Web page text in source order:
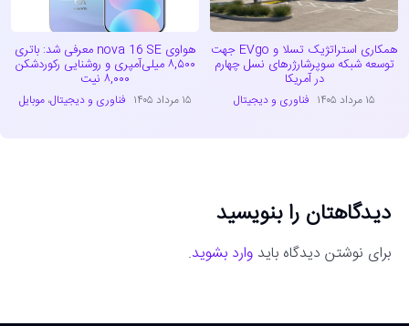
همکاری استراتژیک تسلا و EVgo جهت
توسعه شبکه سوپرشارژرهای نسل چهارم
در آمریکا
۱۵ مرداد ۱۴۰۵ فناوری و دیجیتال
هواوی nova 16 SE معرفی شد: باتری
۸,۵۰۰ میلی‌آمپری و روشنایی رکوردشکن
۸,۰۰۰ نیت
۱۵ مرداد ۱۴۰۵ فناوری و دیجیتال،موبایل
دیدگاهتان را بنویسید
برای نوشتن دیدگاه باید وارد بشوید.